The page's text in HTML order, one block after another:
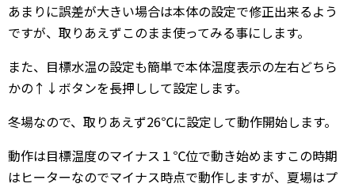
あまりに誤差が大きい場合は本体の設定で修正出来るよう
ですが、取りあえずこのまま使ってみる事にします。
また、目標水温の設定も簡単で本体温度表示の左右どちら
かの↑↓ボタンを長押しして設定します。
冬場なので、取りあえず26℃に設定して動作開始します。
動作は目標温度のマイナス１℃位で動き始めますこの時期
はヒーターなのでマイナス時点で動作しますが、夏場はプ